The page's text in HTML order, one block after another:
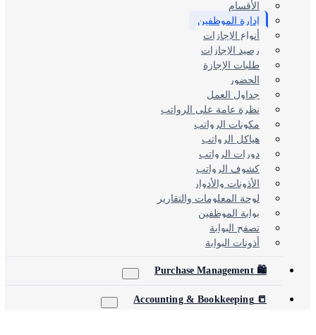
الأقسام
إدارة الموظفين
أنواع الإجازات
رصيد الإجازات
طلبات الإجازة
الحضور
جداول العمل
نظرة عامة على الرواتب
مكونات الرواتب
هياكل الرواتب
دورات الرواتب
كشوف الرواتب
الأذونات والأدوار
لوحة المعلومات والتقارير
بوابة الموظفين
تصفح البوابة
أذونات البوابة
🛍️ Purchase Management
📒 Accounting & Bookkeeping